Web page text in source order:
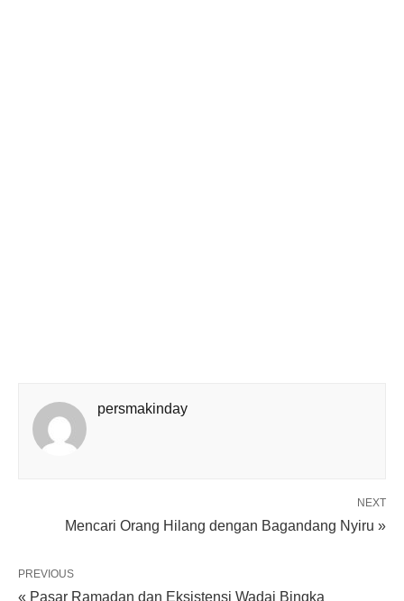
persmakinday
NEXT
Mencari Orang Hilang dengan Bagandang Nyiru »
PREVIOUS
« Pasar Ramadan dan Eksistensi Wadai Bingka